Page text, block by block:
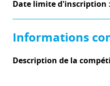
Date limite d'inscription :
Informations
Description de la